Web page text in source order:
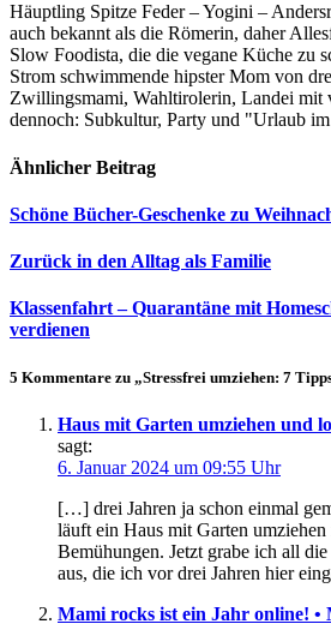
Häuptling Spitze Feder – Yogini –
auch bekannt als die Römerin, daher
Slow Foodista, die die vegane Küche zu
Strom schwimmende hipster Mom von
Zwillingsmami, Wahltirolerin, Landei mit
dennoch: Subkultur, Party und "Urlaub
Ähnlicher Beitrag
Schöne Bücher-Geschenke zu
Zurück in den Alltag als Familie
Klassenfahrt – Quarantäne mit
verdienen
5 Kommentare zu „Stressfrei umziehen: 7
Haus mit Garten umziehen und
sagt:
6. Januar 2024 um 09:55 Uhr
[…] drei Jahren ja schon einmal
läuft ein Haus mit Garten
Bemühungen. Jetzt grabe ich all
aus, die ich vor drei Jahren hier
Mami rocks ist ein Jahr online! •